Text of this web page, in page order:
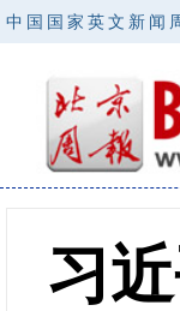
中国国家英文新闻
习